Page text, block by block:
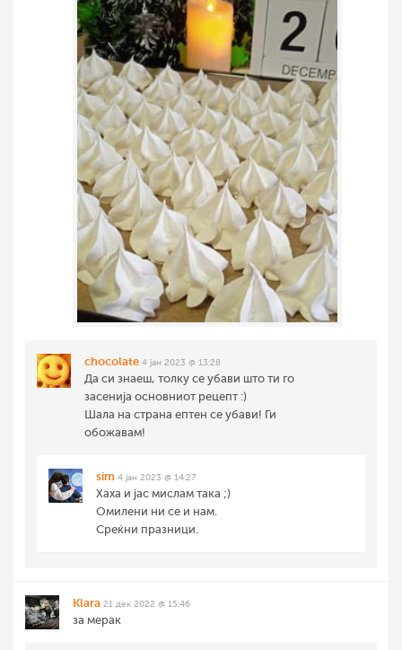
chocolate 4 јан 2023 @ 13:28
Да си знаеш, толку се убави што ти го
засенија основниот рецепт :)
Шала на страна ептен се убави! Ги
обожавам!
sim 4 јан 2023 @ 14:27
Хаха и јас мислам така ;)
Омилени ни се и нам.
Среќни празници.
Klara 21 дек 2022 @ 15:46
за мерак